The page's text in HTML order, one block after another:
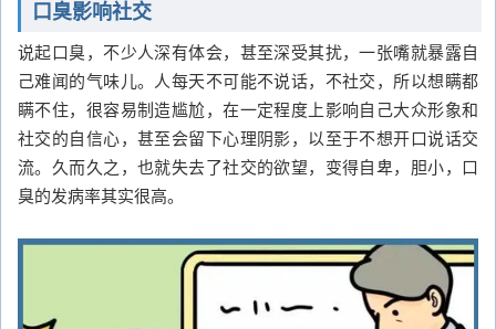
口臭影响社交
说起口臭，不少人深有体会，甚至深受其扰，一张嘴就暴露自
己难闻的气味儿。人每天不可能不说话，不社交，所以想瞒都
瞒不住，很容易制造尴尬，在一定程度上影响自己大众形象和
社交的自信心，甚至会留下心理阴影，以至于不想开口说话交
流。久而久之，也就失去了社交的欲望，变得自卑，胆小，口
臭的发病率其实很高。